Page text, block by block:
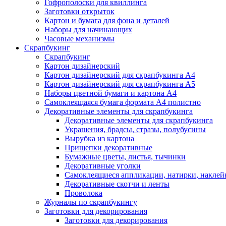
Гофрополоски для квиллинга
Заготовки открыток
Картон и бумага для фона и деталей
Наборы для начинающих
Часовые механизмы
Скрапбукинг
Скрапбукинг
Картон дизайнерский
Картон дизайнерский для скрапбукинга А4
Картон дизайнерский для скрапбукинга А5
Наборы цветной бумаги и картона А4
Самоклеящаяся бумага формата А4 полистно
Декоративные элементы для скрапбукинга
Декоративные элементы для скрапбукинга
Украшения, брадсы, стразы, полубусины
Вырубка из картона
Прищепки декоративные
Бумажные цветы, листья, тычинки
Декоративные уголки
Самоклеящиеся аппликации, натирки,
Декоративные скотчи и ленты
Проволока
Журналы по скрапбукингу
Заготовки для декорирования
Заготовки для декорирования